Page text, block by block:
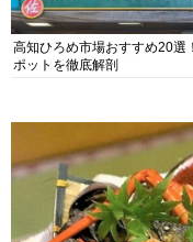
高知ひろめ市場おすすめ20選
ポットを徹底解剖